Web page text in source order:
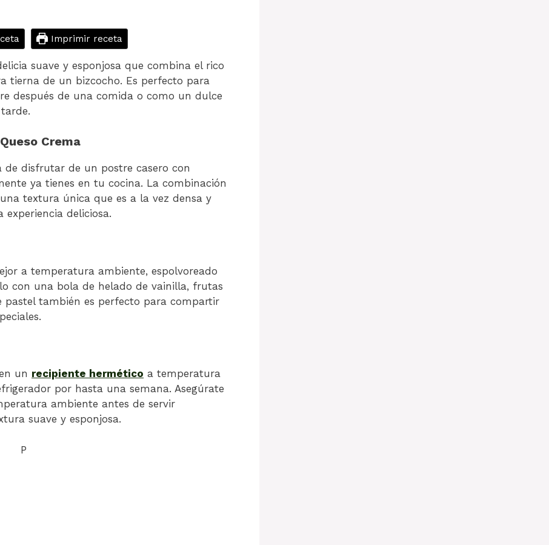
Imprimir receta
suave y esponjosa que combina el rico
tierna de un bizcocho. Es perfecto para
después de una comida o como un dulce
Crema
de disfrutar de un postre casero con
ya tienes en tu cocina. La combinación
textura única que es a la vez densa y
deliciosa.
a temperatura ambiente, espolvoreado
con una bola de helado de vainilla, frutas
pastel también es perfecto para compartir
un recipiente hermético a temperatura
por hasta una semana. Asegúrate
ambiente antes de servir
suave y esponjosa.
P